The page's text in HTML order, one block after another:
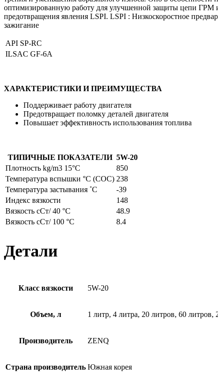
оптимизированную работу для улучшенной защиты цепи ГРМ
предотвращения явления LSPI. LSPI : Низкоскоростное
зажигание
API SP-RC
ILSAC GF-6A
ХАРАКТЕРИСТИКИ И ПРЕИМУЩЕСТВА
Поддерживает работу двигателя
Предотвращает поломку деталей двигателя
Повышает эффективность использования топлива
ТИПИЧНЫЕ ПОКАЗАТЕЛИ 5W-20
Плотность kg/m3 15°C
850
Температура вспышки °C (COC) 238
Температура застывания ˚C
-39
Индекс вязкости
148
Вязкость cСт/ 40 °C
48.9
Вязкость cСт/ 100 °C
8.4
Детали
Класс вязкости 5W-20
Объем, л 1 литр, 4 литра, 20 литров, 60 литров,
Производитель ZENQ
Страна производитель Южная корея